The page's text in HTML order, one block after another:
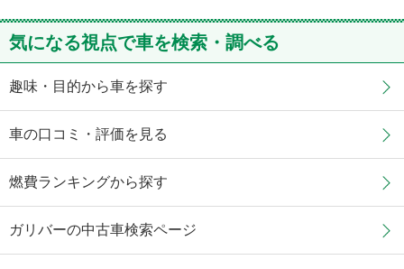
気になる視点で車を検索・調べる
趣味・目的から車を探す
車の口コミ・評価を見る
燃費ランキングから探す
ガリバーの中古車検索ページ